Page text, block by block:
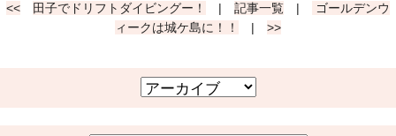
<< 田子でドリフトダイビングー！ | 記事一覧 |
ゴールデンウ
ィークは城ケ島に！！
| >>